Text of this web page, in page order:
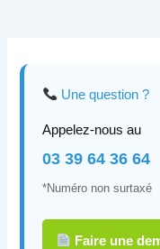
Une question ?
Appelez-nous au
03 39 64 36 64
*Numéro non surtaxé
Faire une